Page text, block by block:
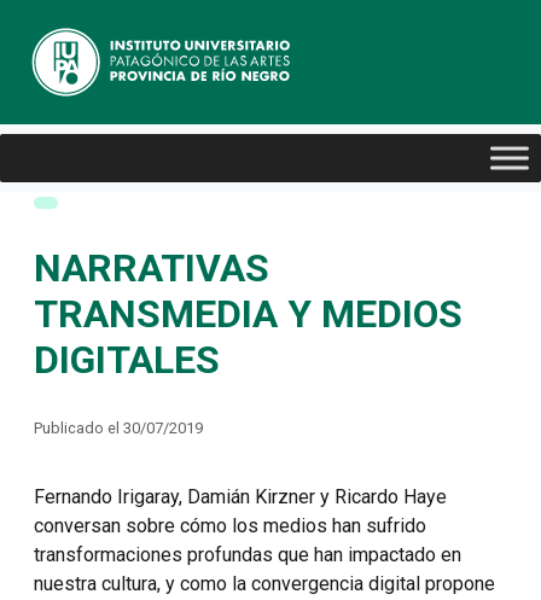
NARRATIVAS
TRANSMEDIA Y MEDIOS
DIGITALES
Publicado el 30/07/2019
Fernando Irigaray, Damián Kirzner y Ricardo Haye
conversan sobre cómo los medios han sufrido
transformaciones profundas que han impactado en
nuestra cultura, y como la convergencia digital propone